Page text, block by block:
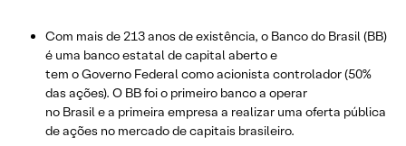
Com mais de 213 anos de existência, o Banco do Brasil (BB)
é uma banco estatal de capital aberto e
tem o Governo Federal como acionista controlador (50%
das ações). O BB foi o primeiro banco a operar
no Brasil e a primeira empresa a realizar uma oferta pública
de ações no mercado de capitais brasileiro.